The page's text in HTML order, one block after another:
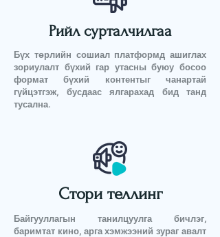
Рийл сурталчилгаа
Бүх төрлийн сошиал платформд ашиглах
зориулалт бүхий гар утасны буюу босоо
формат бүхий контентыг чанартай
гүйцэтгэж, бусдаас ялгарахад бид танд
тусална.
Стори теллинг
Байгууллагын танилцуулга бичлэг,
баримтат кино, арга хэмжээний зураг авалт